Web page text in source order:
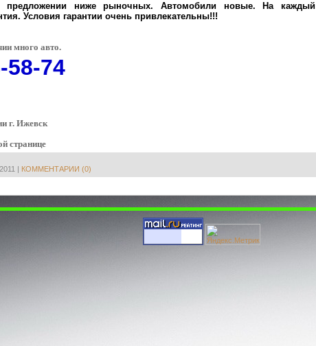
ниже рыночных. Автомобили новые. На каждый
Условия гарантии очень привлекательны!!!
много авто.
58-74
г. Ижевск
странице
| КОММЕНТАРИИ (0)